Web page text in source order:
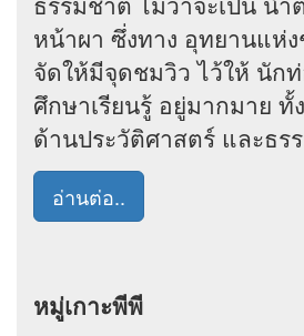
หน้าผา ซึ่งทาง อุทยานแห่
จัดให้มีจุดชมวิว ไว้ให้ นักท่
ศึกษาเรียนรู้ อยู่มากมาย ทั้
ด้านประวัติศาสตร์ และธร
อ่านต่อ..
หมู่เกาะพีพี